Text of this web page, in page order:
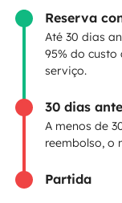
Reserva
Até 30 dias
95% do custo
serviço.
30 dias
A menos de
reembolso, o
Partida
Contrato de
Seguro de
Assistências de
Ajuda